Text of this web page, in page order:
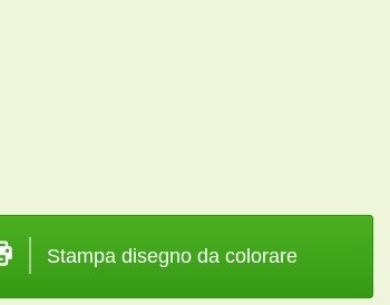
Stampa disegno da colorare